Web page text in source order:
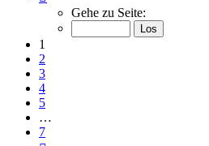
von
Gehe zu Seite:
1
2
3
4
5
…
7